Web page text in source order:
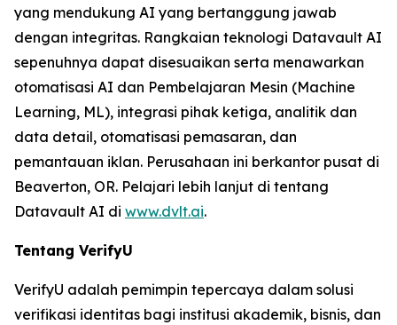
yang mendukung AI yang bertanggung jawab
dengan integritas. Rangkaian teknologi Datavault AI
sepenuhnya dapat disesuaikan serta menawarkan
otomatisasi AI dan Pembelajaran Mesin (Machine
Learning, ML), integrasi pihak ketiga, analitik dan
data detail, otomatisasi pemasaran, dan
pemantauan iklan. Perusahaan ini berkantor pusat di
Beaverton, OR. Pelajari lebih lanjut di tentang
Datavault AI di www.dvlt.ai.
Tentang VerifyU
VerifyU adalah pemimpin tepercaya dalam solusi
verifikasi identitas bagi institusi akademik, bisnis, dan